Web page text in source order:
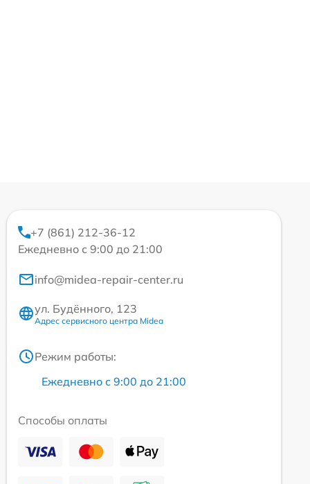
+7 (861) 212-36-12
Ежедневно с 9:00 до 21:00
info@midea-repair-center.ru
ул. Будённого, 123
Адрес сервисного центра Midea
Режим работы:
Ежедневно с 9:00 до 21:00
Способы оплаты